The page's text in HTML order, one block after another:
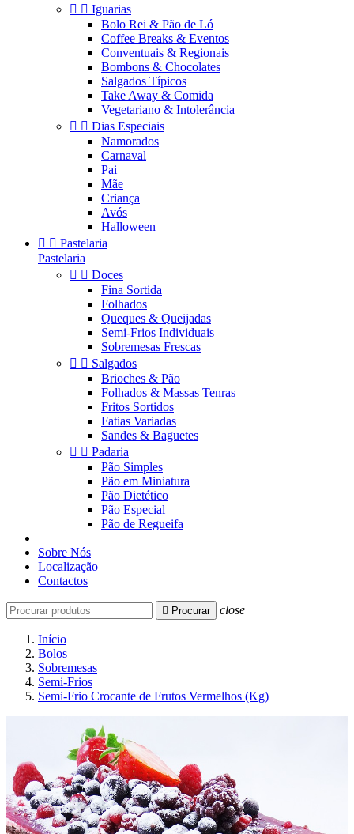
  Iguarias
Bolo Rei & Pão de Ló
Coffee Breaks & Eventos
Conventuais & Regionais
Bombons & Chocolates
Salgados Típicos
Take Away & Comida
Vegetariano & Intolerância
  Dias Especiais
Namorados
Carnaval
Pai
Mãe
Criança
Avós
Halloween
  Pastelaria
Pastelaria
  Doces
Fina Sortida
Folhados
Queques & Queijadas
Semi-Frios Individuais
Sobremesas Frescas
  Salgados
Brioches & Pão
Folhados & Massas Tenras
Fritos Sortidos
Fatias Variadas
Sandes & Baguetes
  Padaria
Pão Simples
Pão em Miniatura
Pão Dietético
Pão Especial
Pão de Regueifa
Sobre Nós
Localização
Contactos
 Procurar close
Início
Bolos
Sobremesas
Semi-Frios
Semi-Frio Crocante de Frutos Vermelhos (Kg)